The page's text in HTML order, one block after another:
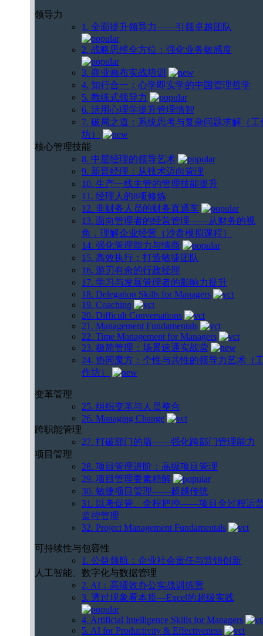
领导力
1. 全面提升领导力——引领卓越团队
2. 战略思维全方位：强化业务敏感度
3. 商业画布实战培训
4. 知行合一：心学即实学的中国管理哲学
5. 教练式领导力
6. 活用心理学提升管理情智
7. 破局之道：系统思考与复杂问题求解（工
坊）
核心管理技能
8. 中层经理的领导艺术
9. 新晋经理：从技术迈向管理
10. 生产一线主管的管理技能提升
11. 经理人的8项修炼
12. 非财务人员的财务直通车
13. 面向管理者的经营管理——从财务的视
角，理解企业经营（沙盘模拟课程）
14. 强化管理能力与情商
15. 高效执行：打造敏捷团队
16. 游刃有余的行政经理
17. 学习与发展管理者的影响力提升
18. Delegation Skills for Managers
19. Coaching
20. Difficult Conversations
21. Management Fundamentals
22. Time Management for Managers
23. 极简管理：场景速通实战营
24. 协同魔方：个性与共性的领导力艺术（
作坊）
变革管理
25. 组织变革与人员整合
26. Managing Change
跨职能管理
27. 打破部门的墙——强化跨部门管理能力
项目管理
28. 项目管理进阶：高级项目管理
29. 项目管理要素精解
30. 敏捷项目管理——超越传统
31. 以考促管、全程把控——项目全过程运
监控管理
32. Project Management Fundamentals
可持续性与包容性
1. 公益领航：企业社会责任与营销创新
人工智能、数字化与数据管理
2. AI：高绩效办公实战训练营
3. 透过现象看本质—Excel的超级实践
4. Artificial Intelligence Skills for Managers
5. AI for Productivity & Effectiveness